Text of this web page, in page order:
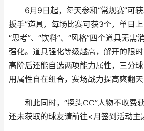
6月9日起，每天参和“常规赛”可获
扳手”道具，每场比赛可获3个，单日上
“思考”、“饮料”、“风格”四个道具无需
强化。道具强化等级越高，解开的限
高阶后还能自选两项能力属性，三分
用属性自在组合，赛场战力提高爽翻天!
和此同时，“探头CC”人物不收费获
还未获取的球友请前往<月签到活动主